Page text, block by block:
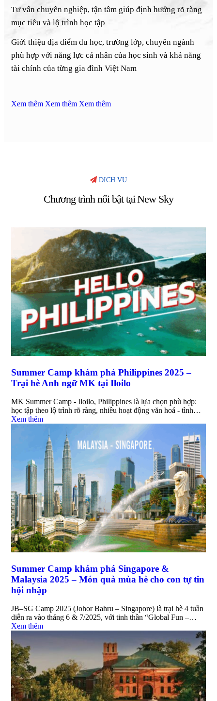
Tư vấn chuyên nghiệp, tận tâm giúp định hướng rõ ràng
mục tiêu và lộ trình học tập
Giới thiệu địa điểm du học, trường lớp, chuyên ngành
phù hợp với năng lực cá nhân của học sinh và khả năng
tài chính của từng gia đình Việt Nam
Xem thêm Xem thêm Xem thêm
DỊCH VỤ
Chương trình nổi bật tại New Sky
Summer Camp khám phá Philippines 2025 –
Trại hè Anh ngữ MK tại Iloilo
MK Summer Camp - Iloilo, Philippines là lựa chọn phù hợp:
học tập theo lộ trình rõ ràng, nhiều hoạt động văn hoá - tình…
Xem thêm
Summer Camp khám phá Singapore &
Malaysia 2025 – Món quà mùa hè cho con tự tin
hội nhập
JB–SG Camp 2025 (Johor Bahru – Singapore) là trại hè 4 tuần
diễn ra vào tháng 6 & 7/2025, với tinh thần “Global Fun –…
Xem thêm